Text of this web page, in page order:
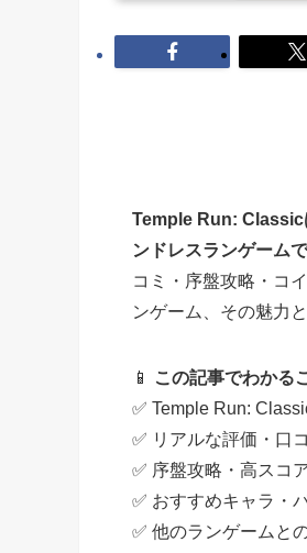
Temple Run: Classic
ンドレスランゲームで
コミ・序盤攻略・コ
ンゲーム、その魅力
📱
この記事でわかる
✅ Temple Run:
✅ リアルな評価・口
✅ 序盤攻略・高スコ
✅ おすすめキャラ・
✅ 他のランゲームと